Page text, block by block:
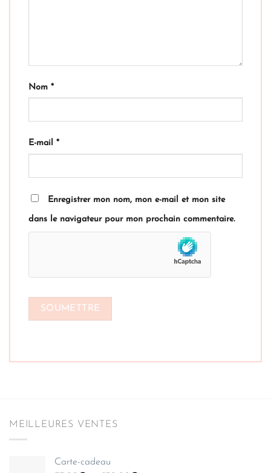
Nom *
E-mail *
Enregistrer mon nom, mon e-mail et mon site
dans le navigateur pour mon prochain commentaire.
MEILLEURES VENTES
Carte-cadeau